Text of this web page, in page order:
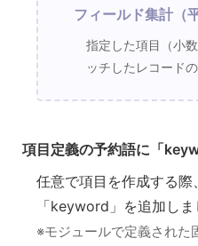
フィールド集計（
指定した項目（小
ッチしたレコード
項目定義の予約語に「
任意で項目を作成する際
「keyword」を追加しま
※モジュールで定義された